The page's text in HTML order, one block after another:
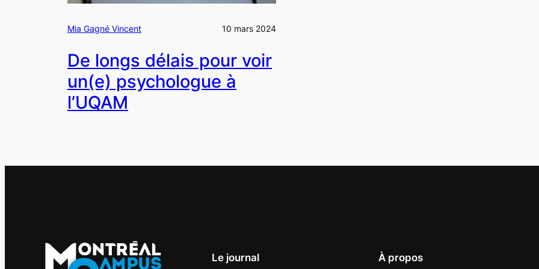
Mia Gagné Vincent 10 mars 2024
De longs délais pour voir
un(e) psychologue à
l’UQAM
Le journal À propos